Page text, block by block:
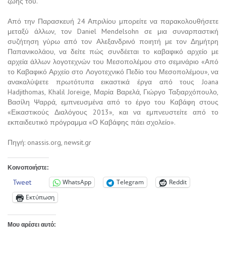
Από την Παρασκευή 24 Απριλίου μπορείτε να παρακολουθήσετε
μεταξύ άλλων, τον Daniel Mendelsohn σε μια συναρπαστική
συζήτηση γύρω από τον Αλεξανδρινό ποιητή με τον Δημήτρη
Παπανικολάου, να δείτε πώς συνδέεται το καβαφικό αρχείο με
αρχεία άλλων λογοτεχνών του Μεσοπολέμου στο σεμινάριο «Από
το Καβαφικό Αρχείο στο Λογοτεχνικό Πεδίο του Μεσοπολέμου», να
ανακαλύψετε πρωτότυπα εικαστικά έργα από τους Joana
Hadjithomas, Khalil Joreige, Μαρία Βαρελά, Γιώργο Ταξιαρχόπουλο,
Βασίλη Ψαρρά, εμπνευσμένα από το έργο του Καβάφη στους
«Εικαστικούς Διαλόγους 2013», και να εμπνευστείτε από το
εκπαιδευτικό πρόγραμμα «Ο Καβάφης πάει σχολείο».
Πηγή: onassis.org, newsit.gr
Κοινοποιήστε:
Tweet WhatsApp Telegram
Reddit
Εκτύπωση
Μου αρέσει αυτό: